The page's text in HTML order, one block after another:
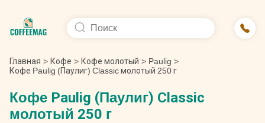
Главная > Кофе > Кофе молотый > Paulig >
Кофе Paulig (Паулиг) Classic молотый 250 г
Кофе Paulig (Паулиг) Classic
молотый 250 г